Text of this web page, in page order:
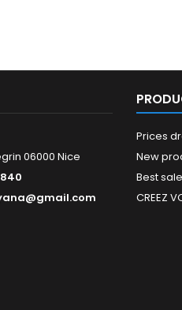
06000 Nice
Prices
New
Best
CREEZ